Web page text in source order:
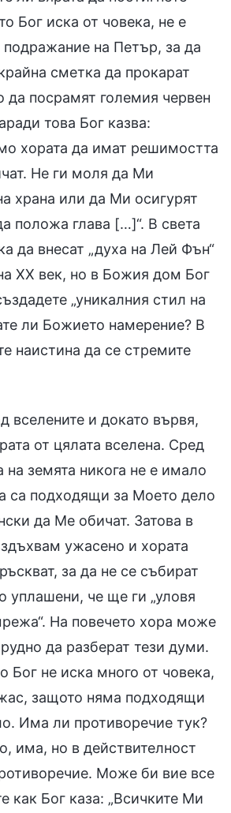
Бог иска от човека, не е
на Петър, за да
сметка да прокарат
да посрамят големия червен
това Бог казва:
хората да имат решимостта
Не ги моля да Ми
храна или да Ми осигурят
положа глава […]“. В света
да внесат „духа на Лей Фън“
ХХ век, но в Божия дом Бог
„уникалния стил на
ли Божието намерение? В
наистина да се стремите
вселените и докато вървя,
от цялата вселена. Сред
на земята никога не е имало
са подходящи за Моето дело
да Ме обичат. Затова в
ужасено и хората
за да не се събират
уплашени, че ще ги „уловя
На повечето хора може
да разберат тези думи.
Бог не иска много от човека,
защото няма подходящи
Има ли противоречие тук?
има, но в действителност
Може би вие все
как Бог каза: „Всичките Ми